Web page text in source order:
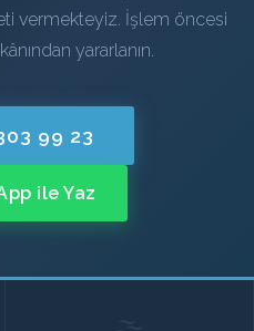
vermekteyiz. İşlem öncesi
yararlanın.
99 23
ile Yaz